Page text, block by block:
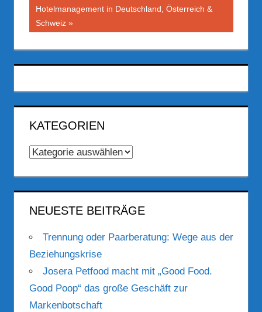
Beitrag:
Hotelmanagement in Deutschland, Österreich &
Schweiz
KATEGORIEN
Kategorien
NEUESTE BEITRÄGE
Trennung oder Paarberatung: Wege aus der
Beziehungskrise
Josera Petfood macht mit „Good Food.
Good Poop“ das große Geschäft zur
Markenbotschaft